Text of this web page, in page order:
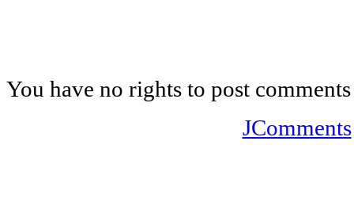
You have no rights to post comments
JComments